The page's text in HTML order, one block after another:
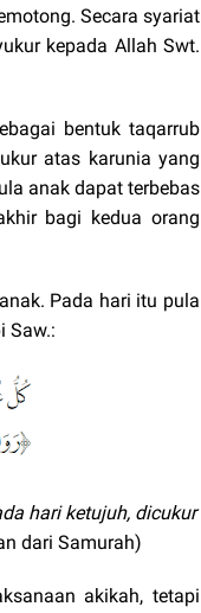
Secara syariat
kepada Allah Swt.
bentuk taqarrub
atas karunia yang
anak dapat terbebas
bagi kedua orang
Pada hari itu pula
Saw.:
hari ketujuh, dicukur
dari Samurah)
akikah, tetapi